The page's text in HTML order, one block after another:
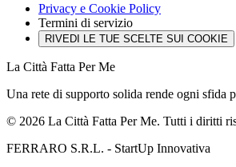
Privacy e Cookie Policy
Termini di servizio
RIVEDI LE TUE SCELTE SUI COOKIE
La Città Fatta Per Me
Una rete di supporto solida rende ogni sfida
© 2026 La Città Fatta Per Me. Tutti i diritti
FERRARO S.R.L. - StartUp Innovativa